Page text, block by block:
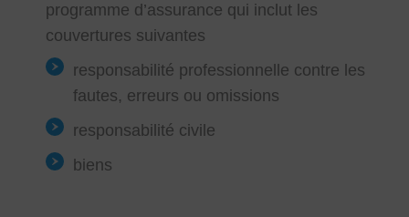
programme d’assurance qui inclut les
couvertures suivantes
responsabilité professionnelle contre les
fautes, erreurs ou omissions
responsabilité civile
biens